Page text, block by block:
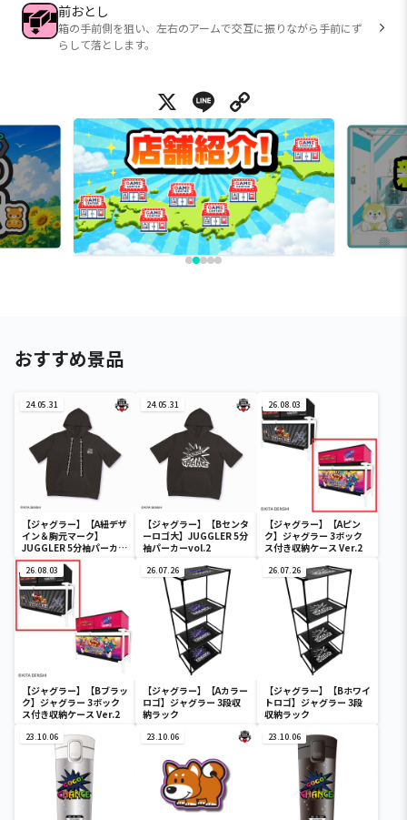
前おとし
箱の手前側を狙い、左右のアームで交互に振りながら手前にず
らして落とします。
X Line
おすすめ景品
24.05.31
【ジャグラー】【A紐デザ
イン＆胸元マーク】
JUGGLER 5分袖パーカー
vol.2
24.05.31
【ジャグラー】【Bセンタ
ーロゴ大】JUGGLER 5分
袖パーカーvol.2
26.08.03
【ジャグラー】【Aピン
ク】ジャグラー 3ボック
ス付き収納ケース Ver.2
26.08.03
【ジャグラー】【Bブラッ
ク】ジャグラー 3ボック
ス付き収納ケース Ver.2
26.07.26
【ジャグラー】【Aカラー
ロゴ】ジャグラー 3段収
納ラック
26.07.26
【ジャグラー】【Bホワイ
トロゴ】ジャグラー 3段
収納ラック
23.10.06 23.10.06 23.10.06